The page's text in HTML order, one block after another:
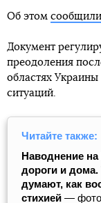
Об этом сообщили
Документ
преодоления
областях
ситуаций.
Читайте также:
Наводнение
дороги и
думают, как
стихией —